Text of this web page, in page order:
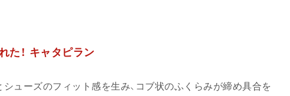
た！ キャタピラン
ューズのフィット感を生み、コブ状のふくらみが締め具合を